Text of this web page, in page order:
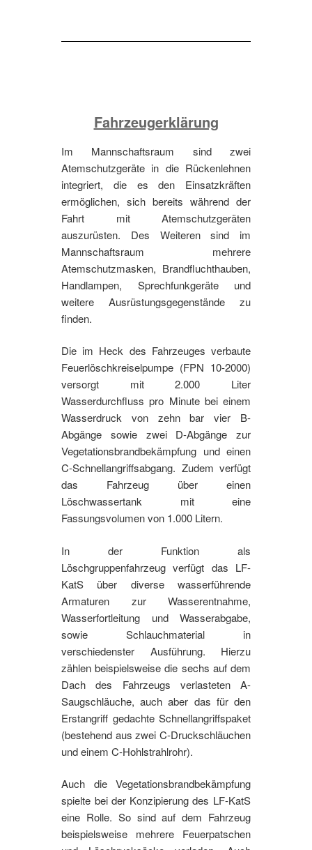
Fahrzeugerklärung
Im Mannschaftsraum sind zwei
Atemschutzgeräte in die Rückenlehnen
integriert, die es den Einsatzkräften
ermöglichen, sich bereits während der
Fahrt mit Atemschutzgeräten
auszurüsten. Des Weiteren sind im
Mannschaftsraum mehrere
Atemschutzmasken, Brandfluchthauben,
Handlampen, Sprechfunkgeräte und
weitere Ausrüstungsgegenstände zu
finden.
Die im Heck des Fahrzeuges verbaute
Feuerlöschkreiselpumpe (FPN 10-2000)
versorgt mit 2.000 Liter
Wasserdurchfluss pro Minute bei einem
Wasserdruck von zehn bar vier B-
Abgänge sowie zwei D-Abgänge zur
Vegetationsbrandbekämpfung und einen
C-Schnellangriffsabgang. Zudem verfügt
das Fahrzeug über einen
Löschwassertank mit eine
Fassungsvolumen von 1.000 Litern.
In der Funktion als
Löschgruppenfahrzeug verfügt das LF-
KatS über diverse wasserführende
Armaturen zur Wasserentnahme,
Wasserfortleitung und Wasserabgabe,
sowie Schlauchmaterial in
verschiedenster Ausführung. Hierzu
zählen beispielsweise die sechs auf dem
Dach des Fahrzeugs verlasteten A-
Saugschläuche, auch aber das für den
Erstangriff gedachte Schnellangriffspaket
(bestehend aus zwei C-Druckschläuchen
und einem C-Hohlstrahlrohr).
Auch die Vegetationsbrandbekämpfung
spielte bei der Konzipierung des LF-KatS
eine Rolle. So sind auf dem Fahrzeug
beispielsweise mehrere Feuerpatschen